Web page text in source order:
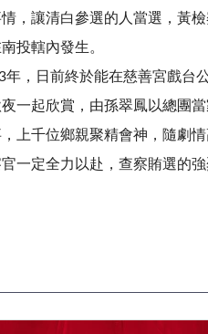
，讓清白參選的人當選，黃
投轄內發生。
日前終於能在慈善宮戲台
一起欣賞，由孫翠鳳以總團
上千位鄉親聚精會神，隨劇
一定全力以赴，查察賄選的